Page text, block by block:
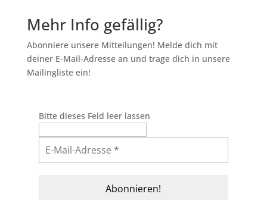
Mehr Info gefällig?
Abonniere unsere Mitteilungen! Melde dich mit
deiner E-Mail-Adresse an und trage dich in unsere
Mailingliste ein!
Bitte dieses Feld leer lassen